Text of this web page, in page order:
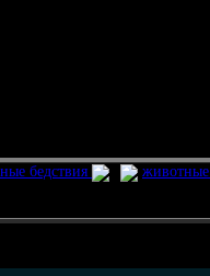
бедствия животные